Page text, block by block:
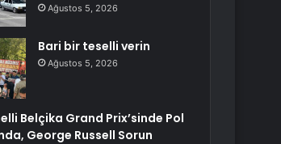
Ağustos 5, 2026
Bari bir teselli verin
Ağustos 5, 2026
Belçika Grand Prix’sinde Pol
George Russell Sorun